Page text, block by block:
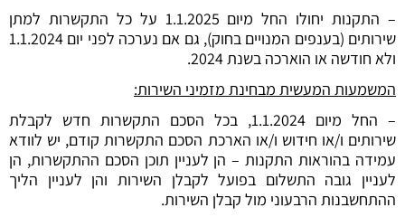
– התקנות יחולו החל מיום 1.1.2025 על כל התקשרות למתן
שירותים (בענפים המנויים בחוק), גם אם נערכה לפני יום 1.1.2024
ולא חודשה או הוארכה בשנת 2024.
המשמעות המעשית מבחינת מזמיני השירות:
– החל מיום 1.1.2024, בכל הסכם התקשרות חדש לקבלת
שירותים ו/או חידוש ו/או הארכת הסכם התקשרות קודם, יש לוודא
עמידה בהוראות התקנות – הן לעניין תוכן הסכם ההתקשרות, הן
לעניין גובה התשלום בפועל לקבלן השירות והן לעניין הליך
ההתחשבנות הרבעוני מול קבלן השירות.